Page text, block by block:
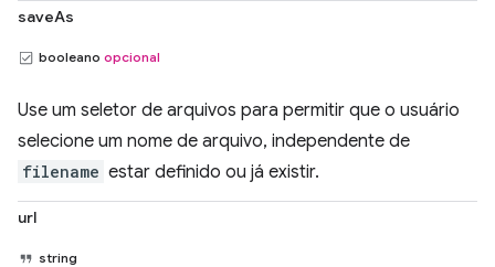
saveAs
booleano opcional
Use um seletor de arquivos para permitir que o usuário
selecione um nome de arquivo, independente de
filename estar definido ou já existir.
url
string